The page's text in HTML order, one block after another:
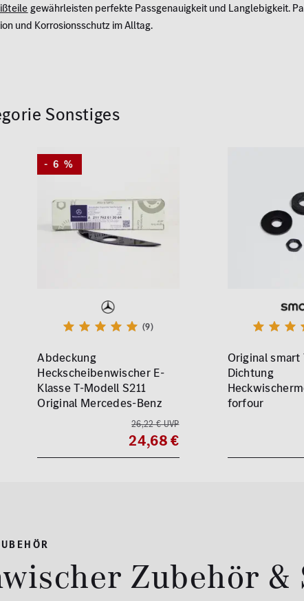
gewährleisten perfekte Passgenauigkeit und Langlebigkeit.
und Korrosionsschutz im Alltag.
Sonstiges
- 6 %
(9)
Abdeckung
Heckscheibenwischer E-
Klasse T-Modell S211
Original Mercedes-Benz
26,22 € UVP
24,68 €
Original smart
Dichtung
forfour
Zubehör &